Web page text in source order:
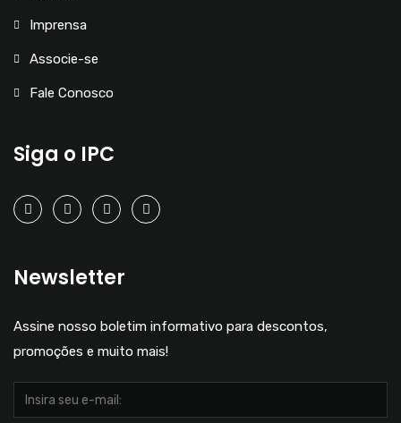
Imprensa
Associe-se
Fale Conosco
Siga o IPC
Newsletter
Assine nosso boletim informativo para descontos,
promoções e muito mais!